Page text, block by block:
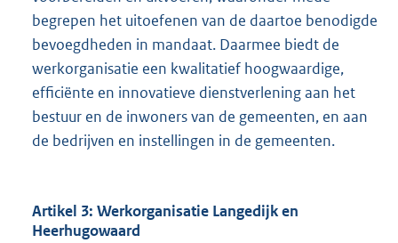
begrepen het uitoefenen van de daartoe benodigde
bevoegdheden in mandaat. Daarmee biedt de
werkorganisatie een kwalitatief hoogwaardige,
efficiënte en innovatieve dienstverlening aan het
bestuur en de inwoners van de gemeenten, en aan
de bedrijven en instellingen in de gemeenten.
Artikel 3: Werkorganisatie Langedijk en
Heerhugowaard